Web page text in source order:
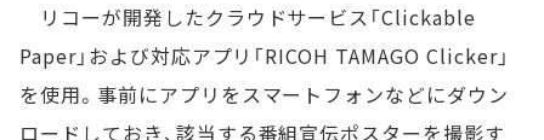
リコーが開発したクラウドサービス「Clickable
Paper」および対応アプリ「RICOH TAMAGO Clicker」
を使用。事前にアプリをスマートフォンなどにダウン
ロードしておき、該当する番組宣伝ポスターを撮影す